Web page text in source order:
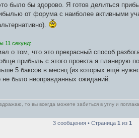
было бы здорово. Я готов делиться
от форума с наиболее активными
11 секунд:
о том, что это прекрасный способ
прибыль с этого проекта я планирую
5 баксов в месяц (из которых ещё
не было неоправданных ожиданий.
то вы всегда можете забиться в углу и
3 сообщения • Страница 1 из 1